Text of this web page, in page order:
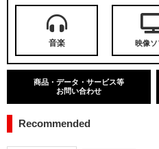
音楽 映像ソ
商品・データ・サービス等
お問い合わせ
Recommended